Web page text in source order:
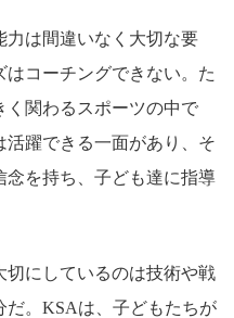
力は間違いなく大切な要
コーチングできない。た
く関わるスポーツの中で
活躍できる一面があり、そ
念を持ち、子ども達に指導
切にしているのは技術や戦
だ。KSAは、子どもたちが